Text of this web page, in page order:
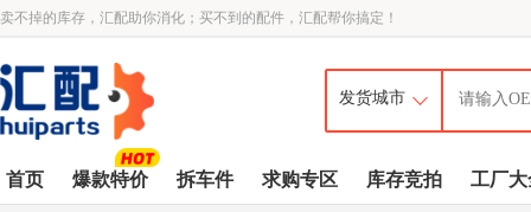
卖不掉的库存，汇配助你消化；买不到的配件，汇配帮你搞定！
首页 爆款特价 拆车件 求购专区 库存竞拍 工厂大